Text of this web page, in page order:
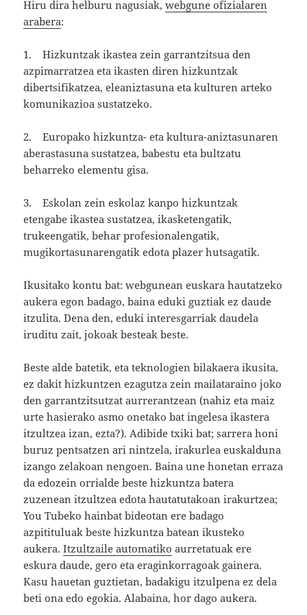
Hiru dira helburu nagusiak,webgune ofizialaren
arabera:
1. Hizkuntzak ikastea zein garrantzitsua den
azpimarratzea eta ikasten diren hizkuntzak
dibertsifikatzea, eleaniztasuna eta kulturen arteko
komunikazioa sustatzeko.
2. Europako hizkuntza- eta kultura-aniztasunaren
aberastasuna sustatzea, babestu eta bultzatu
beharreko elementu gisa.
3. Eskolan zein eskolaz kanpo hizkuntzak
etengabe ikastea sustatzea, ikasketengatik,
trukeengatik, behar profesionalengatik,
mugikortasunarengatik edota plazer hutsagatik.
Ikusitako kontu bat: webgunean euskara hautatzeko
aukera egon badago, baina eduki guztiak ez daude
itzulita. Dena den, eduki interesgarriak daudela
iruditu zait, jokoak besteak beste.
Beste alde batetik, eta teknologien bilakaera ikusita,
ez dakit hizkuntzen ezagutza zein mailataraino joko
den garrantzitsutzat aurrerantzean (nahiz eta maiz
urte hasierako asmo onetako bat ingelesa ikastera
itzultzea izan, ezta?). Adibide txiki bat; sarrera honi
buruz pentsatzen ari nintzela, irakurlea euskalduna
izango zelakoan nengoen. Baina une honetan erraza
da edozein orrialde beste hizkuntza batera
zuzenean itzultzea edota hautatutakoan irakurtzea;
You Tubeko hainbat bideotan ere badago
azpitituluak beste hizkuntza batean ikusteko
aukera.Itzultzaile automatiko aurretatuak ere
eskura daude, gero eta eraginkorragoak gainera.
Kasu hauetan guztietan, badakigu itzulpena ez dela
beti ona edo egokia. Alabaina, hor dago aukera.